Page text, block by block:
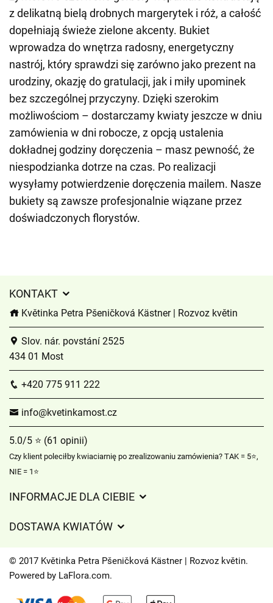
z delikatną bielą drobnych margerytek i róż, a całość
dopełniają świeże zielone akcenty. Bukiet
wprowadza do wnętrza radosny, energetyczny
nastrój, który sprawdzi się zarówno jako prezent na
urodziny, okazję do gratulacji, jak i miły upominek
bez szczególnej przyczyny. Dzięki szerokim
możliwościom – dostarczamy kwiaty jeszcze w dniu
zamówienia w dni robocze, z opcją ustalenia
dokładnej godziny doręczenia – masz pewność, że
niespodzianka dotrze na czas. Po realizacji
wysyłamy potwierdzenie doręczenia mailem. Nasze
bukiety są zawsze profesjonalnie wiązane przez
doświadczonych florystów.
KONTAKT
Květinka Petra Pšeničková Kästner | Rozvoz květin
Slov. nár. povstání 2525
434 01 Most
+420 775 911 222
info@kvetinkamost.cz
5.0/5 ⭐ (61 opinii)
Czy klient poleciłby kwiaciarnię po zrealizowaniu zamówienia? TAK = 5⭐,
NIE = 1⭐
INFORMACJE DLA CIEBIE
Czasy dostawy kwiatów – przegląd możliwości
DOSTAWA KWIATÓW
Gdzie dostarczamy kwiaty
© 2017 Květinka Petra Pšeničková Kästner | Rozvoz květin.
Powered by LaFlora.com.